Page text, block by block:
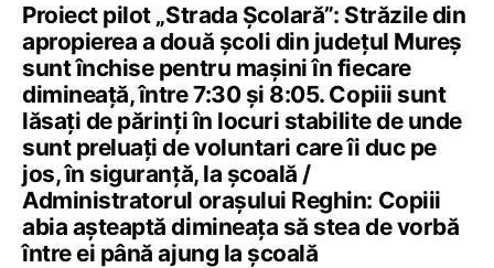
Proiect pilot „Strada Școlară”: Străzile din
apropierea a două școli din județul Mureș
sunt închise pentru mașini în fiecare
dimineață, între 7:30 și 8:05. Copiii sunt
lăsați de părinți în locuri stabilite de unde
sunt preluați de voluntari care îi duc pe
jos, în siguranță, la școală /
Administratorul orașului Reghin: Copiii
abia așteaptă dimineața să stea de vorbă
între ei până ajung la școală